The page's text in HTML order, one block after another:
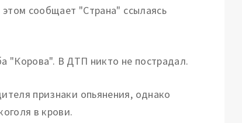
сообщает "Страна" ссылаясь
"Корова". В ДТП никто не пострадал.
признаки опьянения, однако
в крови.